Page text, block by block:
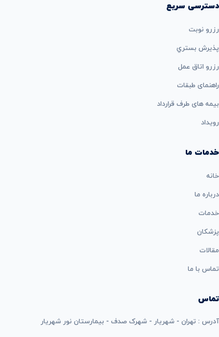
دسترسی سریع
رزرو نوبت
پذيرش بستري
رزرو اتاق عمل
راهنمای طبقات
بيمه های طرف قرارداد
رویداد
خدمات ما
خانه
درباره ما
خدمات
پزشکان
مقالات
تماس با ما
تماس
آدرس : تهران - شهریار - شهرک صدف - بیمارستان نور شهریار